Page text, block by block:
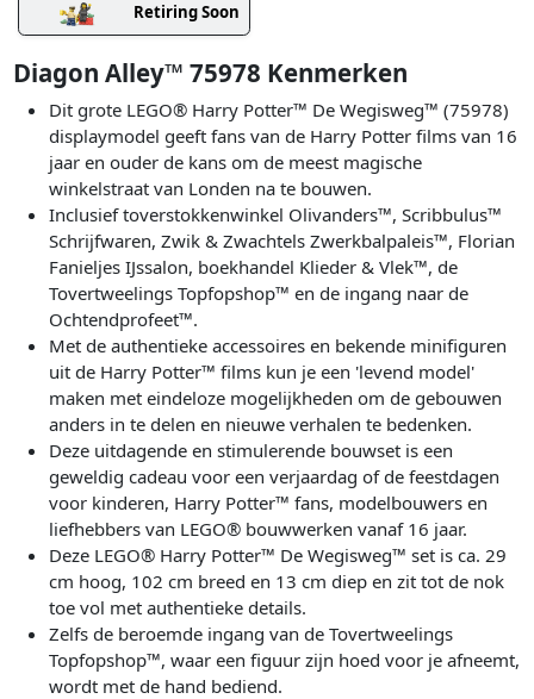
Retiring Soon
Diagon Alley™ 75978 Kenmerken
Dit grote LEGO® Harry Potter™ De Wegisweg™ (75978)
displaymodel geeft fans van de Harry Potter films van 16
jaar en ouder de kans om de meest magische
winkelstraat van Londen na te bouwen.
Inclusief toverstokkenwinkel Olivanders™, Scribbulus™
Schrijfwaren, Zwik & Zwachtels Zwerkbalpaleis™, Florian
Fanieljes IJssalon, boekhandel Klieder & Vlek™, de
Tovertweelings Topfopshop™ en de ingang naar de
Ochtendprofeet™.
Met de authentieke accessoires en bekende minifiguren
uit de Harry Potter™ films kun je een 'levend model'
maken met eindeloze mogelijkheden om de gebouwen
anders in te delen en nieuwe verhalen te bedenken.
Deze uitdagende en stimulerende bouwset is een
geweldig cadeau voor een verjaardag of de feestdagen
voor kinderen, Harry Potter™ fans, modelbouwers en
liefhebbers van LEGO® bouwwerken vanaf 16 jaar.
Deze LEGO® Harry Potter™ De Wegisweg™ set is ca. 29
cm hoog, 102 cm breed en 13 cm diep en zit tot de nok
toe vol met authentieke details.
Zelfs de beroemde ingang van de Tovertweelings
Topfopshop™, waar een figuur zijn hoed voor je afneemt,
wordt met de hand bediend.